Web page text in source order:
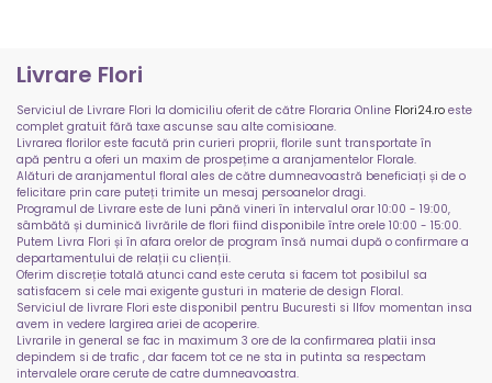
Livrare Flori
Serviciul de Livrare Flori la domiciliu oferit de către Floraria Online Flori24.ro este
complet gratuit fără taxe ascunse sau alte comisioane.
Livrarea florilor este facută prin curieri proprii, florile sunt transportate în
apă pentru a oferi un maxim de prospețime a aranjamentelor Florale.
Alături de aranjamentul floral ales de către dumneavoastră beneficiați și de o
felicitare prin care puteți trimite un mesaj persoanelor dragi.
Programul de Livrare este de luni până vineri în intervalul orar 10:00 - 19:00,
sâmbătă și duminică livrările de flori fiind disponibile între orele 10:00 - 15:00.
Putem Livra Flori și în afara orelor de program însă numai după o confirmare a
departamentului de relații cu clienții.
Oferim discreție totală atunci cand este ceruta si facem tot posibilul sa
satisfacem si cele mai exigente gusturi in materie de design Floral.
Serviciul de livrare Flori este disponibil pentru Bucuresti si Ilfov momentan insa
avem in vedere largirea ariei de acoperire.
Livrarile in general se fac in maximum 3 ore de la confirmarea platii insa
depindem si de trafic , dar facem tot ce ne sta in putinta sa respectam
intervalele orare cerute de catre dumneavoastra.